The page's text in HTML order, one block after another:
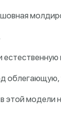
естественную
этой модели